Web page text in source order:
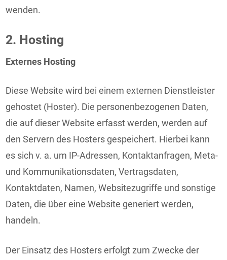
wenden.
2. Hosting
Externes Hosting
Diese Website wird bei einem externen Dienstleister
gehostet (Hoster). Die personenbezogenen Daten,
die auf dieser Website erfasst werden, werden auf
den Servern des Hosters gespeichert. Hierbei kann
es sich v. a. um IP-Adressen, Kontaktanfragen, Meta-
und Kommunikationsdaten, Vertragsdaten,
Kontaktdaten, Namen, Websitezugriffe und sonstige
Daten, die über eine Website generiert werden,
handeln.
Der Einsatz des Hosters erfolgt zum Zwecke der